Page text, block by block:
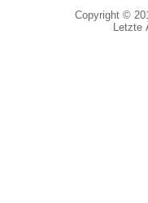
Copyright ©
Letzte